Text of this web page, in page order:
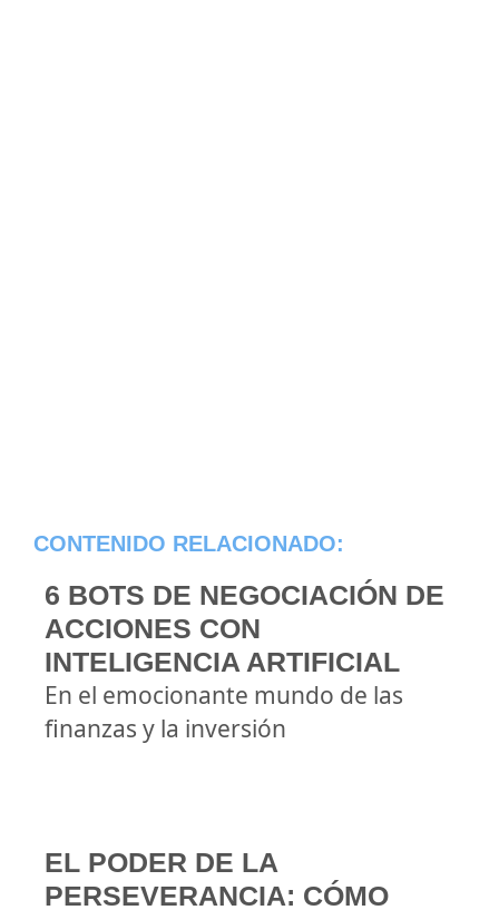
CONTENIDO RELACIONADO:
6 BOTS DE NEGOCIACIÓN DE
ACCIONES CON
INTELIGENCIA ARTIFICIAL
En el emocionante mundo de las
finanzas y la inversión
EL PODER DE LA
PERSEVERANCIA: CÓMO